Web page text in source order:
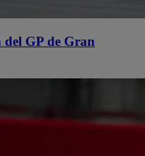
del GP de Gran